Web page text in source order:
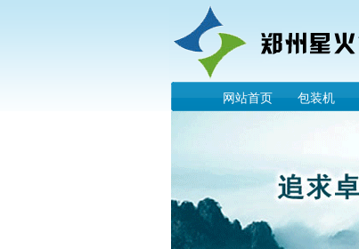
网站首页 包装机